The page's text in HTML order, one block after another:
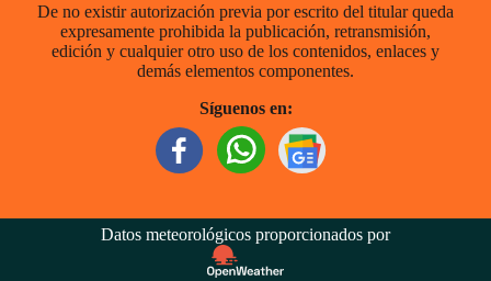
De no existir autorización previa por escrito del titular queda
expresamente prohibida la publicación, retransmisión,
edición y cualquier otro uso de los contenidos, enlaces y
demás elementos componentes.
Síguenos en:
Datos meteorológicos proporcionados por